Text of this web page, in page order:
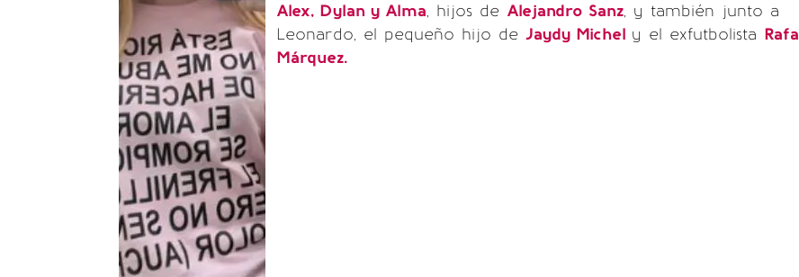
Alex, Dylan y Alma, hijos de Alejandro Sanz, y también junto a
Leonardo, el pequeño hijo de Jaydy Michel y el exfutbolista Rafa
Márquez.